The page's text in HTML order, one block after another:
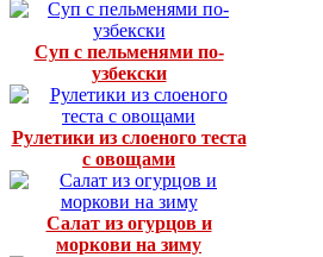
Суп с пельменями по-
узбекски
Рулетики из слоеного теста
с овощами
Салат из огурцов и
моркови на зиму